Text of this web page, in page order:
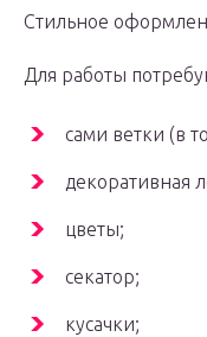
Стильное
Для работы
сами ветки (в
декоративная
цветы;
секатор;
кусачки;